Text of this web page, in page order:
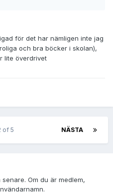
för det har nämligen inte jag
och bra böcker i skolan),
lite överdrivet
NÄSTA
of 5
Om du är medlem,